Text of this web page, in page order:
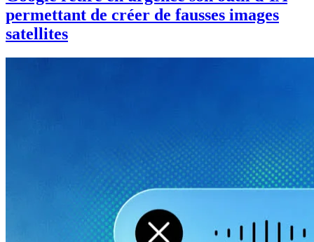
permettant de créer de fausses images
satellites